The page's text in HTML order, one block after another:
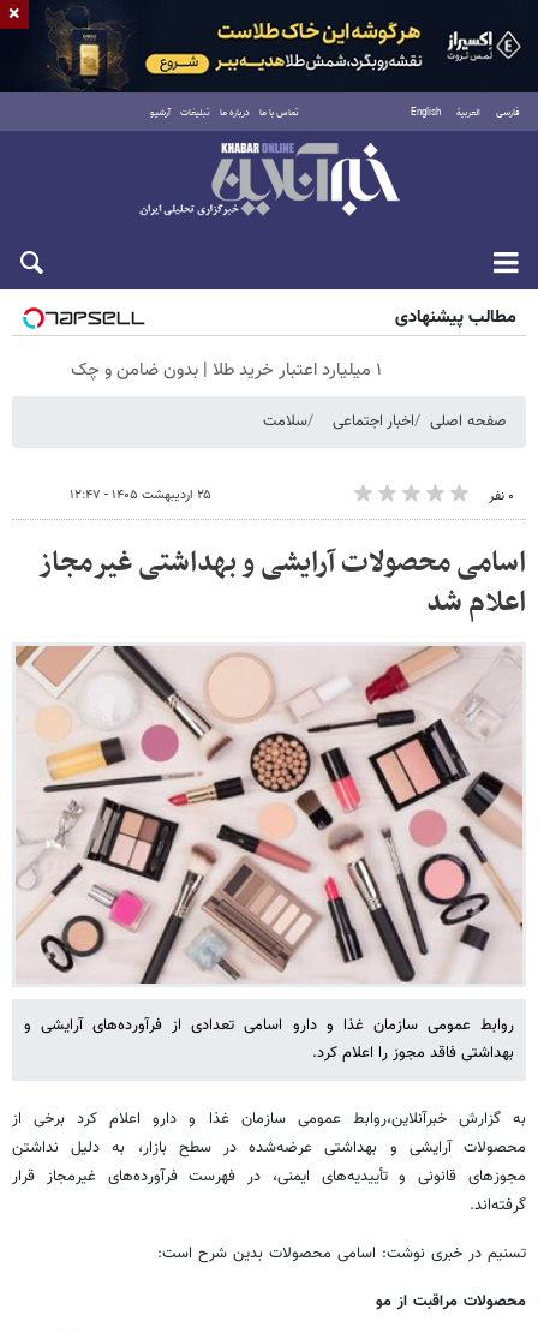
فارسی العربية English تماس با ما درباره ما تبلیغات آرشیو
شنبه ۱۷ مرداد ۱۴۰۵
مطالب پیشنهادی
۱ میلیارد اعتبار خرید طلا | بدون ضامن و چک
صفحه اصلی اخبار اجتماعی سلامت
۰ نفر ۲۵ اردیبهشت ۱۴۰۵ - ۱۲:۴۷
اسامی محصولات آرایشی و بهداشتی غیرمجاز
اعلام شد
روابط عمومی سازمان غذا و دارو اسامی تعدادی از فرآورده‌های آرایشی و
بهداشتی فاقد مجوز را اعلام کرد.
به گزارش خبرآنلاین،روابط عمومی سازمان غذا و دارو اعلام کرد برخی از
محصولات آرایشی و بهداشتی عرضه‌شده در سطح بازار، به دلیل نداشتن
مجوزهای قانونی و تأییدیه‌های ایمنی، در فهرست فرآورده‌های غیرمجاز قرار
گرفته‌اند.
تسنیم در خبری نوشت: اسامی محصولات بدین شرح است:
محصولات مراقبت از مو
×